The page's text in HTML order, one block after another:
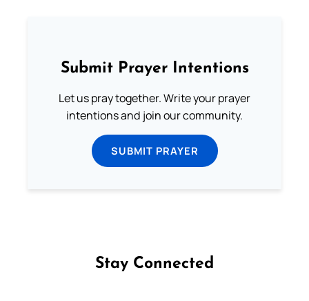
Submit Prayer Intentions
Let us pray together. Write your prayer
intentions and join our community.
SUBMIT PRAYER
Stay Connected